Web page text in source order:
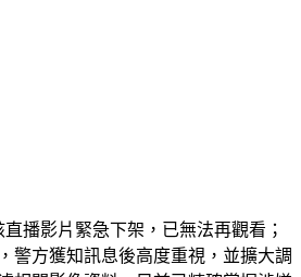
播影片緊急下架，已無法再觀看；
警方獲知訊息後高度重視，並擴大調